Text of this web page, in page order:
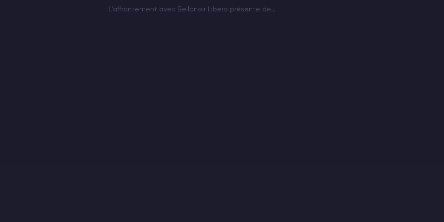
L’affrontement avec Bellanoir Libero présente de